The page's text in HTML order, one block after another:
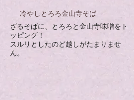
冷やしとろろ金山寺そば
ざるそばに、とろろと金山寺味噌をト
ッピング！
スルリとしたのど越しがたまりませ
ん。